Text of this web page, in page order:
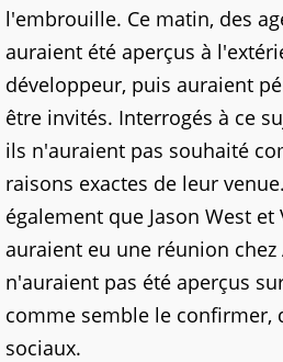
l'embrouille. Ce matin, des
auraient été aperçus à
développeur, puis auraient
être invités. Interrogés à ce
ils n'auraient pas souhaité
raisons exactes de leur
également que Jason West et
auraient eu une réunion chez
n'auraient pas été aperçus
comme semble le confirmer,
sociaux.